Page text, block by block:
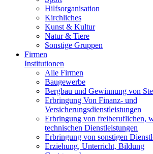
Hilfsorganisation
Kirchliches
Kunst & Kultur
Natur & Tiere
Sonstige Gruppen
Firmen
Institutionen
Alle Firmen
Baugewerbe
Bergbau und Gewinnung von
Erbringung Von Finanz- und
Versicherungsdienstleistungen
Erbringung von freiberuflichen,
technischen Dienstleistungen
Erbringung von sonstigen
Erziehung, Unterricht, Bildung